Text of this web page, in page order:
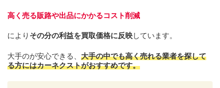
高く売る販路や出品にかかるコスト削減
により その分の利益を買取価格に反映しています。
大手のが安心できる、 大手の中でも高く売れる業者を探して
る方にはカーネクストがおすすめです。